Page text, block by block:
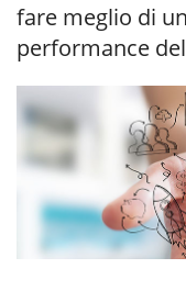
fare meglio di
performance